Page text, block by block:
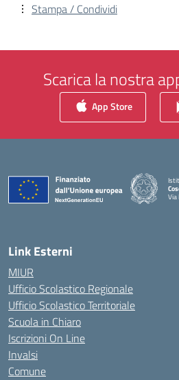
Stampa / Condividi
Scarica la nostra
App Store
Via
—
Link Esterni
MIUR
Ufficio Scolastico Regionale
Ufficio Scolastico Territoriale
Scuola in Chiaro
Iscrizioni On Line
Invalsi
Comune